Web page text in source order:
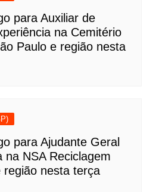
para Auxiliar de
na Cemitério
Paulo e região nesta
para Ajudante Geral
na NSA Reciclagem
região nesta terça